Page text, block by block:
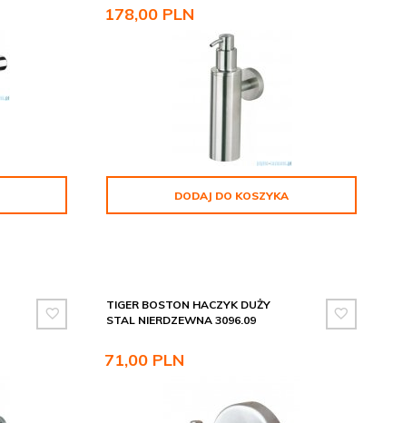
178,00 PLN
DODAJ DO KOSZYKA
TIGER BOSTON HACZYK DUŻY
STAL NIERDZEWNA 3096.09
71,00 PLN